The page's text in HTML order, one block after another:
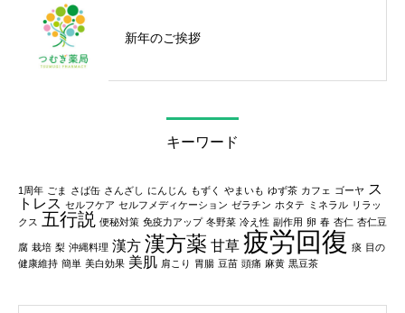
新年のご挨拶
キーワード
1周年 ごま さば缶 さんざし にんじん もずく やまいも ゆず茶 カフェ ゴーヤ ス
トレス セルフケア セルフメディケーション ゼラチン ホタテ ミネラル リラッ
クス 五行説 便秘対策 免疫力アップ 冬野菜 冷え性 副作用 卵 春 杏仁 杏仁豆
腐 栽培 梨 沖縄料理 漢方 漢方薬 甘草 疲労回復 痰 目の
健康維持 簡単 美白効果 美肌 肩こり 胃腸 豆苗 頭痛 麻黄 黒豆茶